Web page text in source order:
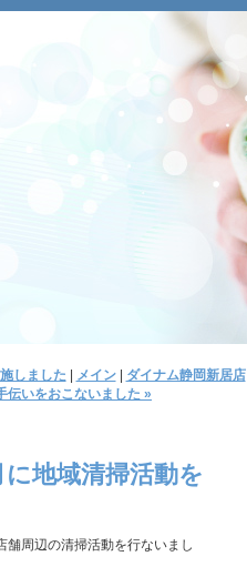
しました メイン|
ダイナム静岡新居店
伝いをおこないました »
地域清掃活動を
舗周辺の清掃活動を行ないまし